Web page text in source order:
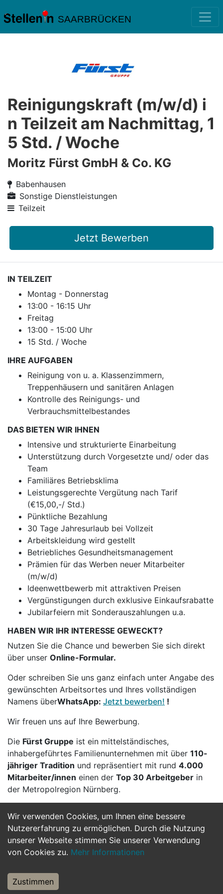
SAARBRÜCKEN
Wir verwenden Cookies, um Ihnen eine bessere
Nutzererfahrung zu ermöglichen. Durch die Nutzung
unserer Webseite stimmen Sie unserer Verwendung
von Cookies zu. Mehr Informationen
Zustimmen
Reinigungskraft (m/w/d) i
n Teilzeit am Nachmittag, 1
5 Std. / Woche
Moritz Fürst GmbH & Co. KG
Babenhausen
Sonstige Dienstleistungen
Teilzeit
Jetzt Bewerben
IN TEILZEIT
Montag - Donnerstag
13:00 - 16:15 Uhr
Freitag
13:00 - 15:00 Uhr
15 Std. / Woche
IHRE AUFGABEN
Reinigung von u. a. Klassenzimmern,
Treppenhäusern und sanitären Anlagen
Kontrolle des Reinigungs- und
Verbrauchsmittelbestandes
DAS BIETEN WIR IHNEN
Intensive und strukturierte Einarbeitung
Unterstützung durch Vorgesetzte und/ oder das
Team
Familiäres Betriebsklima
Leistungsgerechte Vergütung nach Tarif
(€15,00,-/ Std.)
Pünktliche Bezahlung
30 Tage Jahresurlaub bei Vollzeit
Arbeitskleidung wird gestellt
Betriebliches Gesundheitsmanagement
Prämien für das Werben neuer Mitarbeiter
(m/w/d)
Ideenwettbewerb mit attraktiven Preisen
Vergünstigungen durch exklusive Einkaufsrabatte
Jubilarfeiern mit Sonderauszahlungen u.a.
HABEN WIR IHR INTERESSE GEWECKT?
Nutzen Sie die Chance und bewerben Sie sich direkt
über unser Online-Formular.
Oder schreiben Sie uns ganz einfach unter Angabe des
gewünschten Arbeitsortes und Ihres vollständigen
Namens überWhatsApp: Jetzt bewerben! !
Wir freuen uns auf Ihre Bewerbung.
Die Fürst Gruppe ist ein mittelständisches,
inhabergeführtes Familienunternehmen mit über 110-
jähriger Tradition und repräsentiert mit rund 4.000
Mitarbeiter/innen einen der Top 30 Arbeitgeber in
der Metropolregion Nürnberg.
Jetzt Bewerben